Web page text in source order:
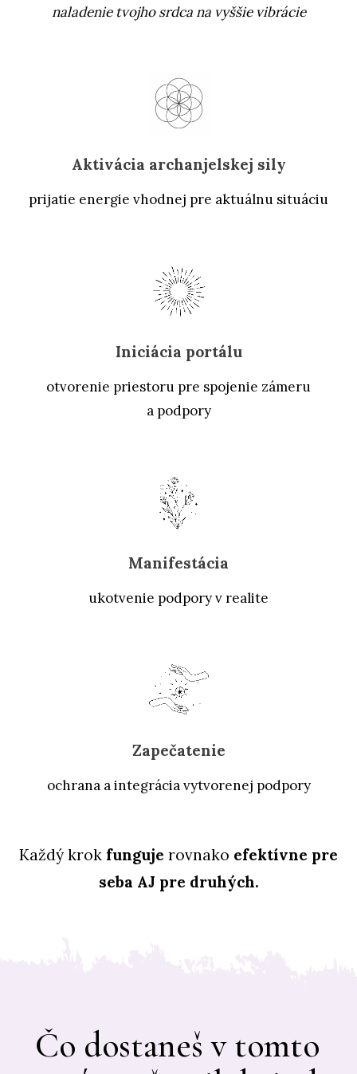
naladenie tvojho srdca na vyššie vibrácie
Aktivácia archanjelskej sily
prijatie energie vhodnej pre aktuálnu situáciu
Iniciácia portálu
otvorenie priestoru pre spojenie zámeru
a podpory
Manifestácia
ukotvenie podpory v realite
Zapečatenie
ochrana a integrácia vytvorenej podpory
Každý krok funguje rovnako efektívne pre
seba AJ pre druhých.
Čo dostaneš v tomto